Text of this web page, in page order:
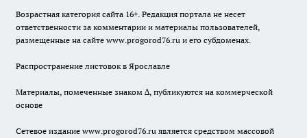
Возрастная категория сайта 16+. Редакция портала не несет
ответственности за комментарии и материалы пользователей,
размещенные на сайте www.progorod76.ru и его субдоменах.
Распространение листовок в Ярославле
Материалы, помеченные знаком ∆, публикуются на коммерческой
основе
Сетевое издание www.progorod76.ru является средством массовой